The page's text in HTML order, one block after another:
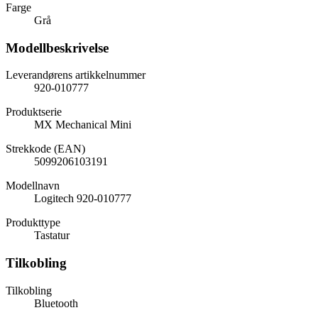
Farge
Grå
Modellbeskrivelse
Leverandørens artikkelnummer
920-010777
Produktserie
MX Mechanical Mini
Strekkode (EAN)
5099206103191
Modellnavn
Logitech 920-010777
Produkttype
Tastatur
Tilkobling
Tilkobling
Bluetooth